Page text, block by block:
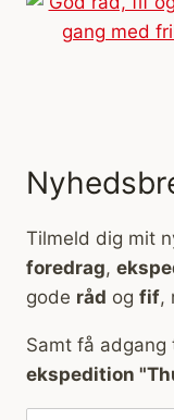
Tilmeld dig mit
foredrag,
gode råd og fif,
Samt få adgang
ekspedition